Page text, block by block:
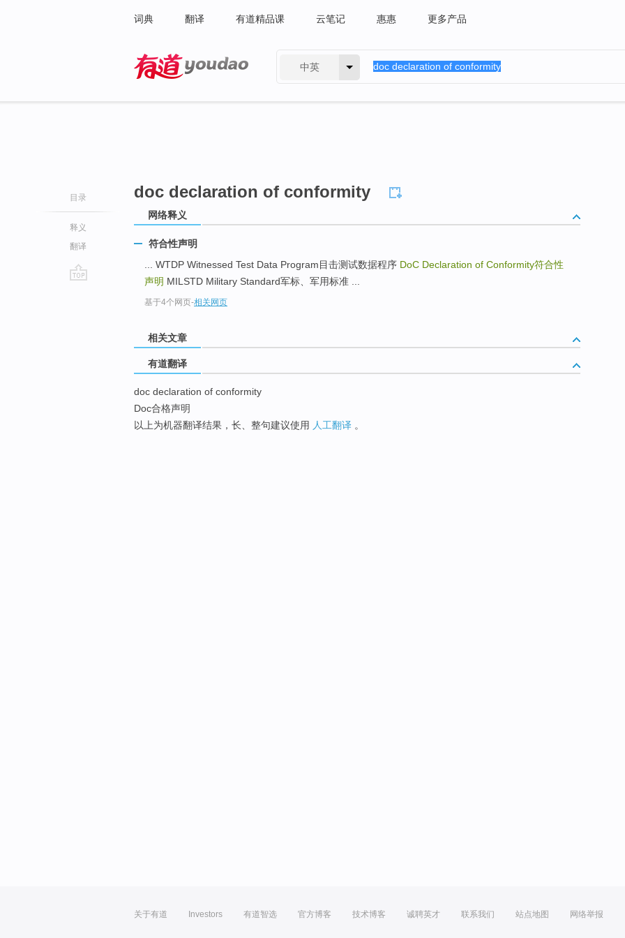
词典 翻译 有道精品课 云笔记 惠惠 更多产品
中英
目录
释义
翻译
doc declaration of conformity
网络释义
符合性声明
... WTDP Witnessed Test Data Program目击测试数据程序 DoC Declaration of Conformity符合性
声明 MILSTD Military Standard军标、军用标准 ...
基于4个网页-相关网页
相关文章
有道翻译
doc declaration of conformity
Doc合格声明
以上为机器翻译结果，长、整句建议使用 人工翻译 。
关于有道 Investors 有道智选 官方博客 技术博客 诚聘英才 联系我们 站点地图 网络举报